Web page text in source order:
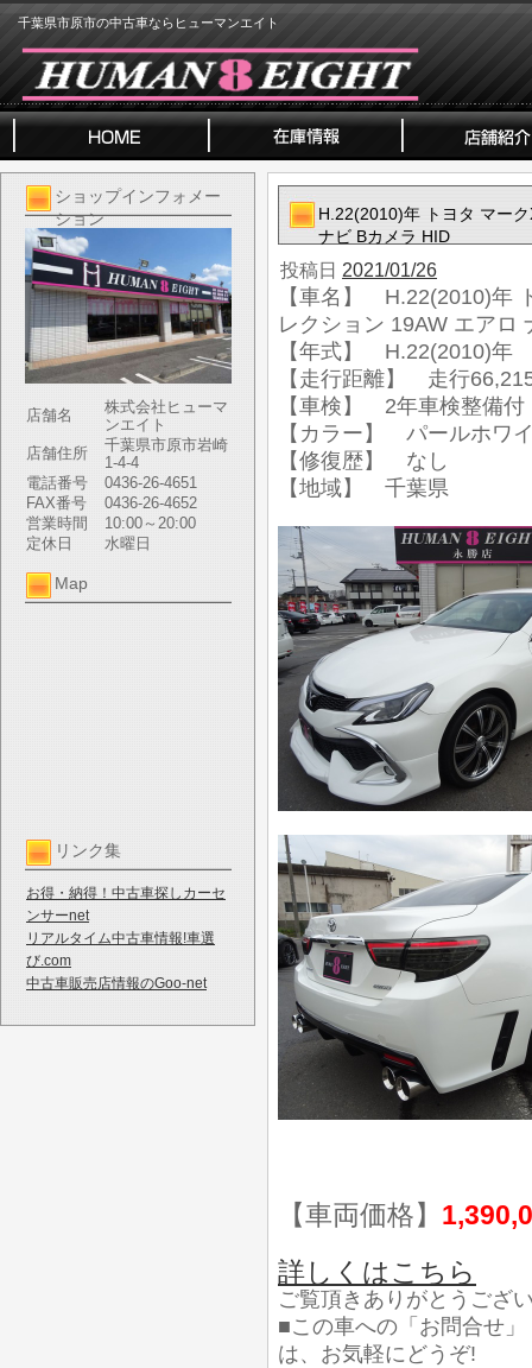
千葉県市原市の中古車ならヒューマンエイト
ショップインフォメー
ション
店舗名
株式会社ヒューマ
ンエイト
店舗住所
千葉県市原市岩崎
1-4-4
電話番号
0436-26-4651
FAX番号
0436-26-4652
営業時間
10:00～20:00
定休日
水曜日
Map
リンク集
お得・納得！中古車探しカーセ
ンサーnet
リアルタイム中古車情報!車選
び.com
中古車販売店情報のGoo-net
H.22(2010)年 トヨタ マー
ナビ Bカメラ HID
投稿日 2021/01/26
【車名】 H.22(2010)年
レクション 19AW エアロ
【年式】 H.22(2010)年
【走行距離】 走行
【車検】 2年車検整備付
【カラー】 パールホワ
【修復歴】 なし
【地域】 千葉県
【車両価格】
詳しくはこちら
ご覧頂きありがとうござ
■この車への「お問合せ
は、お気軽にどうぞ!